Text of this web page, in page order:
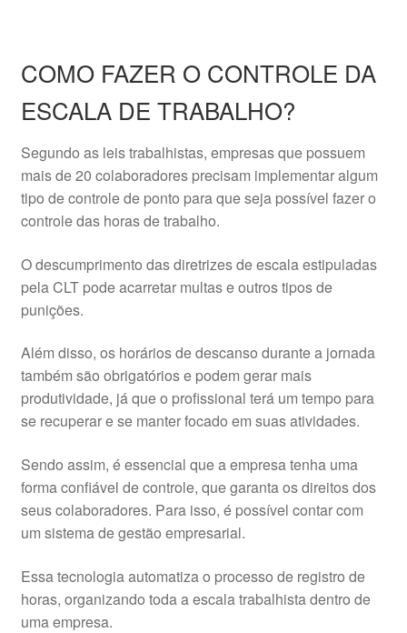
COMO FAZER O CONTROLE DA
ESCALA DE TRABALHO?
Segundo as leis trabalhistas, empresas que possuem
mais de 20 colaboradores precisam implementar algum
tipo de controle de ponto para que seja possível fazer o
controle das horas de trabalho.
O descumprimento das diretrizes de escala estipuladas
pela CLT pode acarretar multas e outros tipos de
punições.
Além disso, os horários de descanso durante a jornada
também são obrigatórios e podem gerar mais
produtividade, já que o profissional terá um tempo para
se recuperar e se manter focado em suas atividades.
Sendo assim, é essencial que a empresa tenha uma
forma confiável de controle, que garanta os direitos dos
seus colaboradores. Para isso, é possível contar com
um sistema de gestão empresarial.
Essa tecnologia automatiza o processo de registro de
horas, organizando toda a escala trabalhista dentro de
uma empresa.